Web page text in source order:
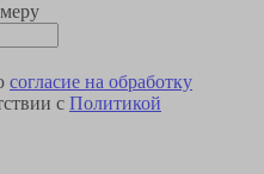
согласие на обработку
с Политикой